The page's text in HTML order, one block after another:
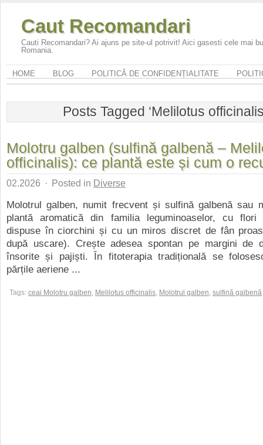
Caut Recomandari
Cauti Recomandari? Ai ajuns pe site-ul potrivit! Aici gasesti cele mai
Romania.
HOME BLOG POLITICĂ DE CONFIDENȚIALITATE
Posts Tagged ‘Melilotus
Molotru galben (sulfină galbenă –
officinalis): ce plantă este și cum o
02.2026 · Posted in Diverse
Molotrul galben, numit frecvent și sulfină galbenă sau
plantă aromatică din familia leguminoaselor, cu flori
dispuse în ciorchini și cu un miros discret de fân
după uscare). Crește adesea spontan pe margini de
însorite și pajiști. În fitoterapia tradițională se
părțile aeriene ...
Tags: ceai Molotru galben, Melilotus officinalis, Molotrul galben, sulfină galbenă